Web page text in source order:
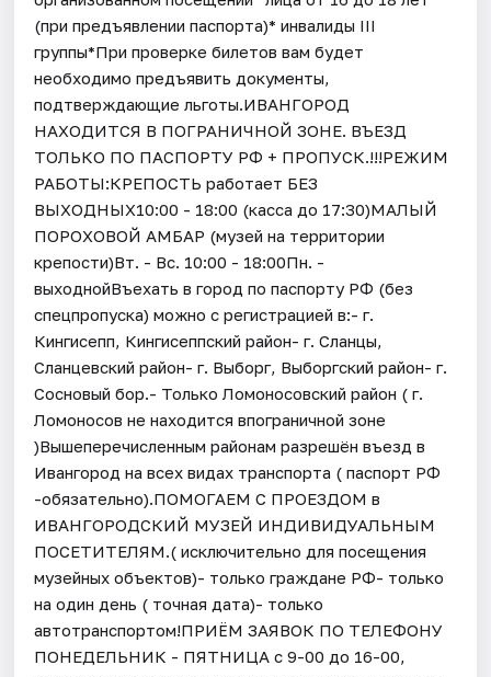
(при предъявлении паспорта)* инвалиды III
группы*При проверке билетов вам будет
необходимо предъявить документы,
подтверждающие льготы.ИВАНГОРОД
НАХОДИТСЯ В ПОГРАНИЧНОЙ ЗОНЕ. ВЪЕЗД
ТОЛЬКО ПО ПАСПОРТУ РФ + ПРОПУСК.!!!РЕЖИМ
РАБОТЫ:КРЕПОСТЬ работает БЕЗ
ВЫХОДНЫХ10:00 - 18:00 (касса до 17:30)МАЛЫЙ
ПОРОХОВОЙ АМБАР (музей на территории
крепости)Вт. - Вс. 10:00 - 18:00Пн. -
выходнойВъехать в город по паспорту РФ (без
спецпропуска) можно с регистрацией в:- г.
Кингисепп, Кингисеппский район- г. Сланцы,
Сланцевский район- г. Выборг, Выборгский район- г.
Сосновый бор.- Только Ломоносовский район ( г.
Ломоносов не находится впограничной зоне
)Вышеперечисленным районам разрешён въезд в
Ивангород на всех видах транспорта ( паспорт РФ
-обязательно).ПОМОГАЕМ С ПРОЕЗДОМ в
ИВАНГОРОДСКИЙ МУЗЕЙ ИНДИВИДУАЛЬНЫМ
ПОСЕТИТЕЛЯМ.( исключительно для посещения
музейных объектов)- только граждане РФ- только
на один день ( точная дата)- только
автотранспортом!ПРИЁМ ЗАЯВОК ПО ТЕЛЕФОНУ
ПОНЕДЕЛЬНИК - ПЯТНИЦА с 9-00 до 16-00,